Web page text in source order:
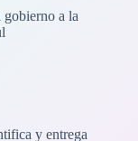
gobierno a la
y entrega